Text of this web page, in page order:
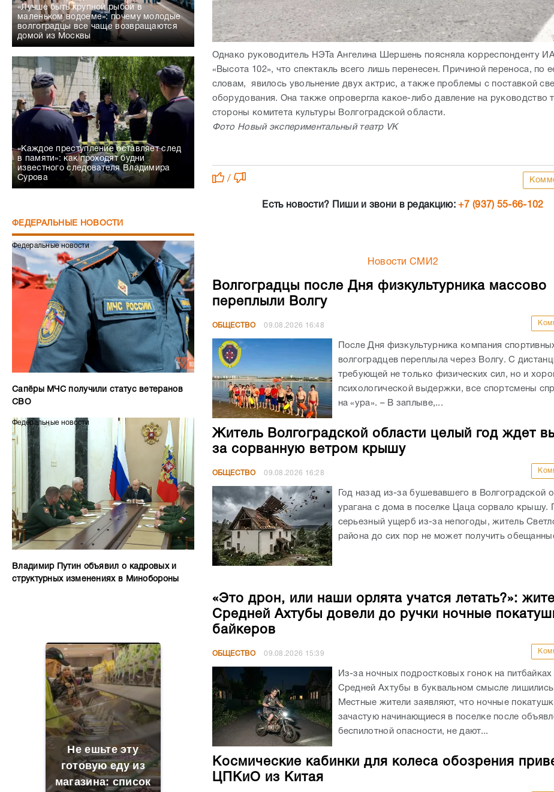
«Лучше быть крупной рыбой в
маленьком водоеме»: почему молодые
волгоградцы все чаще возвращаются
домой из Москвы
«Каждое преступление оставляет след
в памяти»: как проходят будни
известного следователя Владимира
Сурова
ФЕДЕРАЛЬНЫЕ НОВОСТИ
Федеральные новости
Сапёры МЧС получили статус ветеранов
СВО
Федеральные новости
Владимир Путин объявил о кадровых и
структурных изменениях в Минобороны
Не ешьте эту
готовую еду из
магазина: список
Однако руководитель НЭТа Ангелина Шершень поясняла корреспонденту
«Высота 102», что спектакль всего лишь перенесен. Причиной переноса, по
словам, явилось увольнение двух актрис, а также проблемы с поставкой
оборудования. Она также опровергла какое-либо давление на руководство
стороны комитета культуры Волгоградской области.
Фото Новый экспериментальный театр VK
/
Есть новости? Пиши и звони в редакцию:+7 (937) 55-66-102
Новости СМИ2
Волгоградцы после Дня физкультурника массово
переплыли Волгу
ОБЩЕСТВО 09.08.2026 16:48
После Дня физкультурника компания
волгоградцев переплыла через Волгу. С
требующей не только физических сил, но и
психологической выдержки, все спортсмены
на «ура». – В заплыве,...
Житель Волгоградской области целый год ждет
за сорванную ветром крышу
ОБЩЕСТВО 09.08.2026 16:28
Год назад из-за бушевавшего в Волгоградской
урагана с дома в поселке Цаца сорвало крышу.
серьезный ущерб из-за непогоды, житель
района до сих пор не может получить
«Это дрон, или наши орлята учатся летать?»:
Средней Ахтубы довели до ручки ночные
байкеров
ОБЩЕСТВО 09.08.2026 15:39
Из-за ночных подростковых гонок на
Средней Ахтубы в буквальном смысле лишились
Местные жители заявляют, что ночные
зачастую начинающиеся в поселке после
беспилотной опасности, не дают...
Космические кабинки для колеса обозрения
ЦПКиО из Китая